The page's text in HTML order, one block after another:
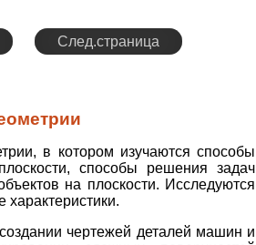
След.страница
в котором изучаются способы
способы решения задач
на плоскости. Исследуются
чертежей деталей машин и